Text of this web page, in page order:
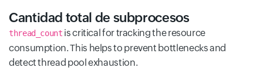
Cantidad total de subprocesos
thread_count is critical for tracking the resource
consumption. This helps to prevent bottlenecks and
detect thread pool exhaustion.